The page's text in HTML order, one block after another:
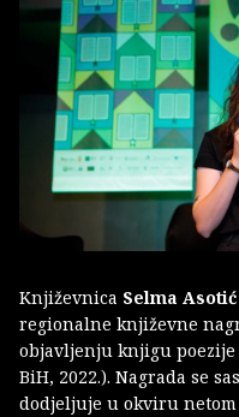
Književnica Selma Asotić
regionalne književne
objavljenju knjigu
BiH, 2022.). Nagrada se
dodjeljuje u okviru